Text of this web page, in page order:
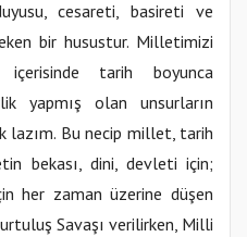
cesareti, basireti ve
bir husustur. Milletimizi
tarih boyunca
yapmış olan unsurların
lazım. Bu necip millet, tarih
bekası, dini, devleti için;
her zaman üzerine düşen
Savaşı verilirken, Milli